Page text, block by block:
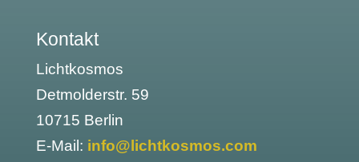
Kontakt
Lichtkosmos
Detmolderstr. 59
10715 Berlin
E-Mail: info@lichtkosmos.com